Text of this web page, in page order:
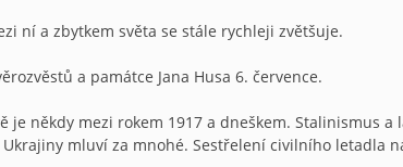
ní a zbytkem světa se stále rychleji zvětšuje.
a památce Jana Husa 6. července.
je někdy mezi rokem 1917 a dneškem. Stalinismus
mluví za mnohé. Sestřelení civilního letadla